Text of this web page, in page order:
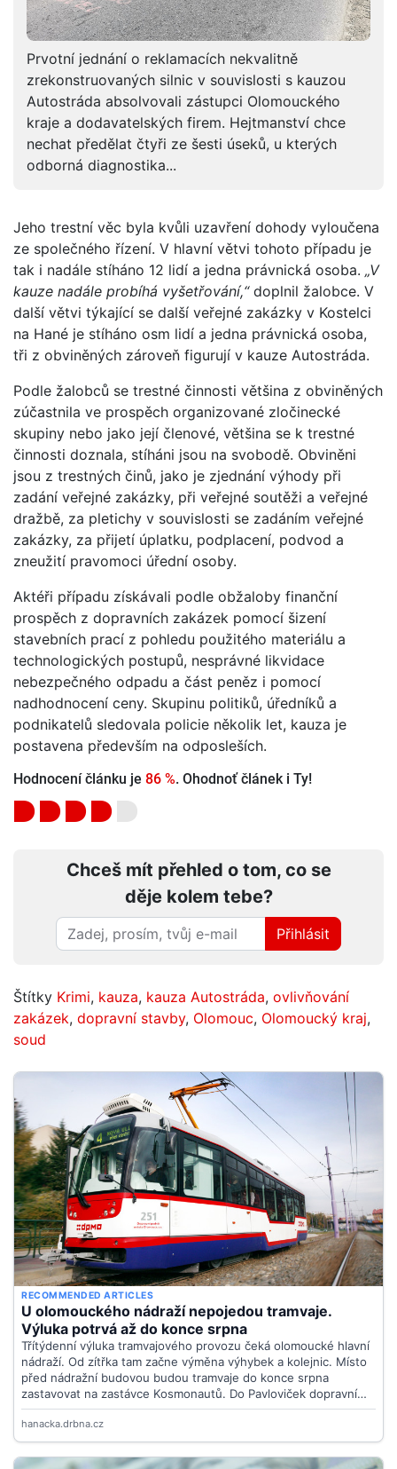
Prvotní jednání o reklamacích nekvalitně
zrekonstruovaných silnic v souvislosti s kauzou
Autostráda absolvovali zástupci Olomouckého
kraje a dodavatelských firem. Hejtmanství chce
nechat předělat čtyři ze šesti úseků, u kterých
odborná diagnostika...
Jeho trestní věc byla kvůli uzavření dohody vyloučena
ze společného řízení. V hlavní větvi tohoto případu je
tak i nadále stíháno 12 lidí a jedna právnická osoba. „V
kauze nadále probíhá vyšetřování,“doplnil žalobce. V
další větvi týkající se další veřejné zakázky v Kostelci
na Hané je stíháno osm lidí a jedna právnická osoba,
tři z obviněných zároveň figurují v kauze Autostráda.
Podle žalobců se trestné činnosti většina z obviněných
zúčastnila ve prospěch organizované zločinecké
skupiny nebo jako její členové, většina se k trestné
činnosti doznala, stíháni jsou na svobodě. Obviněni
jsou z trestných činů, jako je zjednání výhody při
zadání veřejné zakázky, při veřejné soutěži a veřejné
dražbě, za pletichy v souvislosti se zadáním veřejné
zakázky, za přijetí úplatku, podplacení, podvod a
zneužití pravomoci úřední osoby.
Aktéři případu získávali podle obžaloby finanční
prospěch z dopravních zakázek pomocí šizení
stavebních prací z pohledu použitého materiálu a
technologických postupů, nesprávné likvidace
nebezpečného odpadu a část peněz i pomocí
nadhodnocení ceny. Skupinu politiků, úředníků a
podnikatelů sledovala policie několik let, kauza je
postavena především na odposleších.
Hodnocení článku je 86 %. Ohodnoť článek i Ty!
Chceš mít přehled o tom, co se
děje kolem tebe?
Přihlásit
Štítky Krimi, kauza, kauza Autostráda, ovlivňování
zakázek, dopravní stavby, Olomouc, Olomoucký kraj,
soud